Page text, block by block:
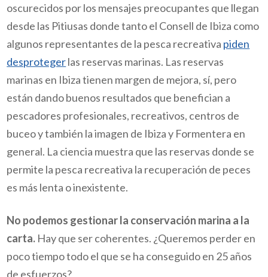
oscurecidos por los mensajes preocupantes que llegan
desde las Pitiusas donde tanto el Consell de Ibiza como
algunos representantes de la pesca recreativa piden
desprotegerlas reservas marinas. Las reservas
marinas en Ibiza tienen margen de mejora, sí, pero
están dando buenos resultados que benefician a
pescadores profesionales, recreativos, centros de
buceo y también la imagen de Ibiza y Formentera en
general. La ciencia muestra que las reservas donde se
permite la pesca recreativa la recuperación de peces
es más lenta o inexistente.
No podemos gestionar la conservación marina a la
carta. Hay que ser coherentes. ¿Queremos perder en
poco tiempo todo el que se ha conseguido en 25 años
de esfuerzos?